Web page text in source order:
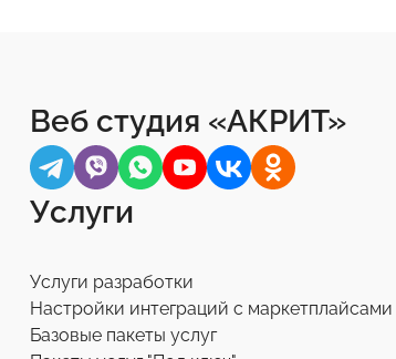
Веб студия «АКРИТ»
Услуги
Услуги разработки
Настройки интеграций с маркетплайсами
Базовые пакеты услуг